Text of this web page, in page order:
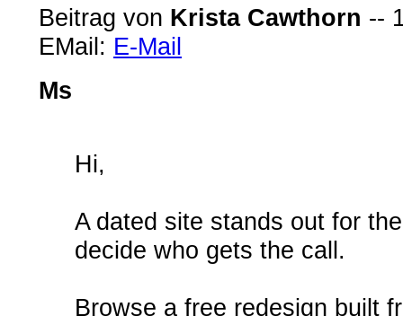
Beitrag von Krista Cawthorn --
EMail: E-Mail
Ms
Hi,
A dated site stands out for
decide who gets the call.
Browse a free redesign built